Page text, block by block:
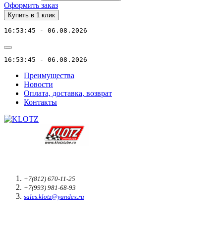
Оформить заказ
Купить в 1 клик
16:53:45 - 06.08.2026
16:53:45 - 06.08.2026
Преимущества
Новости
Оплата, доставка, возврат
Контакты
+7(812) 670-11-25
+7(993) 981-68-93
sales.klotz@yandex.ru